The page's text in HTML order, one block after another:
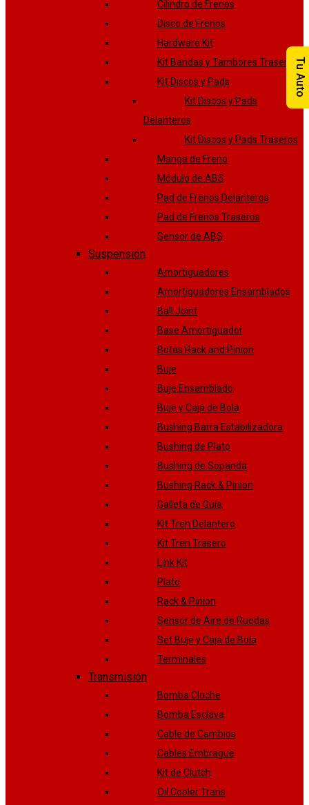
Cilindro de Frenos
Disco de Frenos
Hardware Kit
Kit Bandas y Tambores Traseros
Kit Discos y Pads
Kit Discos y Pads
Delanteros
Kit Discos y Pads Traseros
Manga de Freno
Módulo de ABS
Pad de Frenos Delanteros
Pad de Frenos Traseros
Sensor de ABS
Suspensión
Amortiguadores
Amortiguadores Ensamblados
Ball Joint
Base Amortiguador
Botas Rack and Pinion
Buje
Buje Ensamblado
Buje y Caja de Bola
Bushing Barra Estabilizadora
Bushing de Plato
Bushing de Sopanda
Bushing Rack & Pinion
Galleta de Guía
Kit Tren Delantero
Kit Tren Trasero
Link Kit
Plato
Rack & Pinion
Sensor de Aire de Ruedas
Set Buje y Caja de Bola
Terminales
Transmisión
Bomba Cloche
Bomba Esclava
Cable de Cambios
Cables Embrague
Kit de Clutch
Oil Cooler Trans
Tu Auto